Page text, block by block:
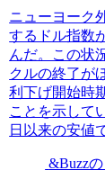
ニューヨーク
するドル指数
んだ。この状
クルの終了が
利下げ開始時
ことを示して
日以来の安値
&Buzz